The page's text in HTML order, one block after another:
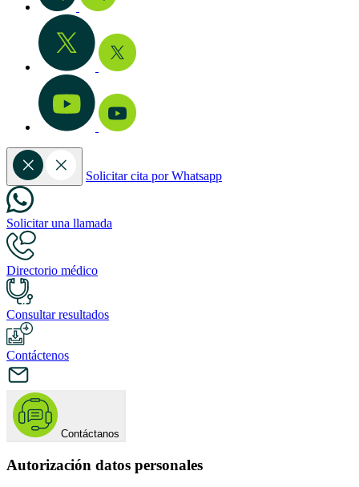
Solicitar cita por Whatsapp
Solicitar una llamada
Directorio médico
Consultar resultados
Contáctenos
Contáctanos
Autorización datos personales